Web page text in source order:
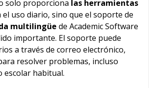
solo proporciona las herramientas
el uso diario, sino que el soporte de
multilingüe de Academic Software
importante. El soporte puede
a través de correo electrónico,
resolver problemas, incluso
habitual.